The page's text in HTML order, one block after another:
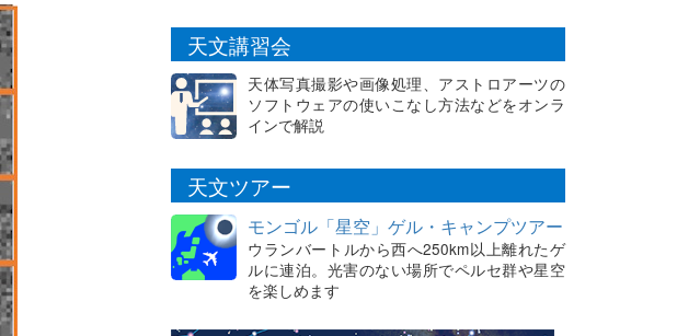
天文講習会
天体写真撮影や画像処理、アストロアーツの
ソフトウェアの使いこなし方法などをオンラ
インで解説
天文ツアー
モンゴル「星空」ゲル・キャンプツアー
ウランバートルから西へ250km以上離れたゲ
ルに連泊。光害のない場所でペルセ群や星空
を楽しめます